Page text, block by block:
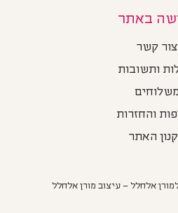
באתר
צור קשר
ותשובות
משלוחים
והחזרות
האתר
אלחלל – עיצוב מורן אלחלל